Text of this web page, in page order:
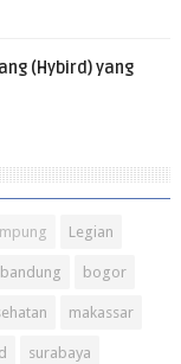
(Hybird) yang
Legian
bandung bogor
makassar
surabaya